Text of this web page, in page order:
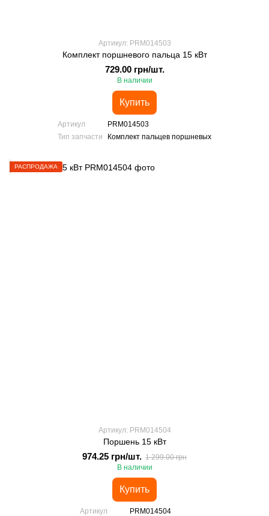
Артикул: PRM014503
Комплект поршневого пальца 15 кВт
729.00 грн/шт.
В наличии
Купить
Артикул
PRM014503
Тип запчасти
Комплект пальцев поршневых
РАСПРОДАЖА
Артикул: PRM014504
Поршень 15 кВт
974.25 грн/шт. 1 299.00 грн
В наличии
Купить
Артикул PRM014504